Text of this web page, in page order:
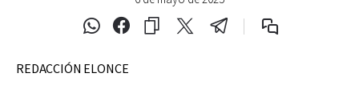
REDACCIÓN ELONCE